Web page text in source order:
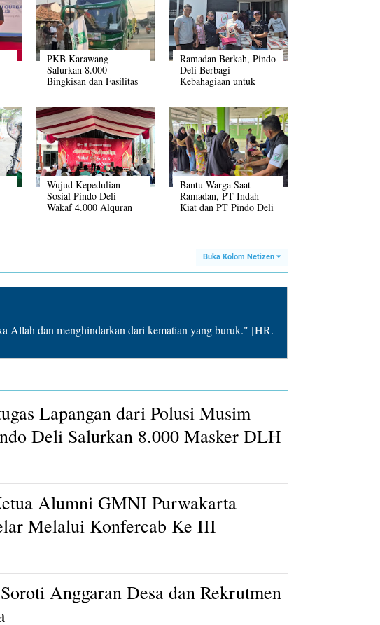
PKB Karawang
Salurkan 8.000
Bingkisan dan Fasilitas
Ramadan Berkah, Pindo
Deli Berbagi
Kebahagiaan untuk
Wujud Kepedulian
Sosial Pindo Deli
Wakaf 4.000 Alquran
Bantu Warga Saat
Ramadan, PT Indah
Kiat dan PT Pindo Deli
Buka Kolom Netizen
Allah dan menghindarkan dari kematian yang buruk." [HR.
Lapangan dari Polusi Musim
Deli Salurkan 8.000 Masker DLH
Alumni GMNI Purwakarta
Melalui Konfercab Ke III
Anggaran Desa dan Rekrutmen